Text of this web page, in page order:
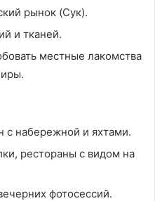
рынок (Сук).
и тканей.
местные лакомства
с набережной и яхтами.
рестораны с видом на
фотосессий.